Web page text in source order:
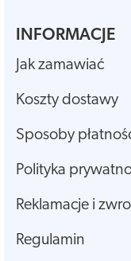
INFORMACJE
Jak zamawiać
Koszty dostawy
Sposoby
Polityka
Reklamacje i
Regulamin